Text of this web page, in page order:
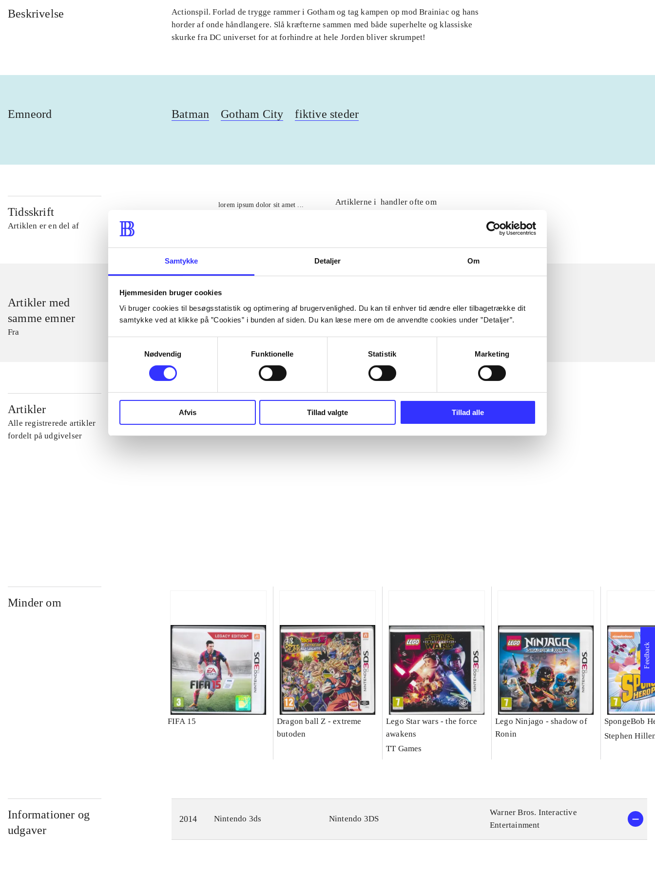
Samtykke Detaljer Om
Hjemmesiden bruger cookies
Vi bruger cookies til besøgsstatistik og optimering af brugervenlighed. Du kan til enhver tid ændre eller tilbagetrække dit
samtykke ved at klikke på ”Cookies” i bunden af siden. Du kan læse mere om de anvendte cookies under ”Detaljer”.
Nødvendig
Funktionelle Statistik Marketing
Afvis Tillad valgte Tillad alle
Beskrivelse
Actionspil. Forlad de trygge rammer i Gotham og tag kampen op mod Brainiac og hans
horder af onde håndlangere. Slå kræfterne sammen med både superhelte og klassiske
skurke fra DC universet for at forhindre at hele Jorden bliver skrumpet!
Emneord Batman Gotham City fiktive steder
Tidsskrift
Artiklen er en del af
lorem ipsum dolor sit amet ...
Artiklerne i handler ofte om
Artikler med
samme emner
Fra
Artikler
Alle registrerede artikler
fordelt på udgivelser
...
...
Minder om
FIFA 15
Dragon ball Z - extreme
butoden
Lego Star wars - the force
awakens
TT Games
Lego Ninjago - shadow of
Ronin
SpongeBob
Stephen
Informationer og
udgaver
2014 Nintendo 3ds Nintendo 3DS
Warner Bros. Interactive
Entertainment
Feedback